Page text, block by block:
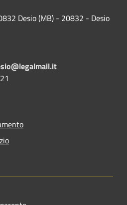
Desio (MB) - 20832 - Desio